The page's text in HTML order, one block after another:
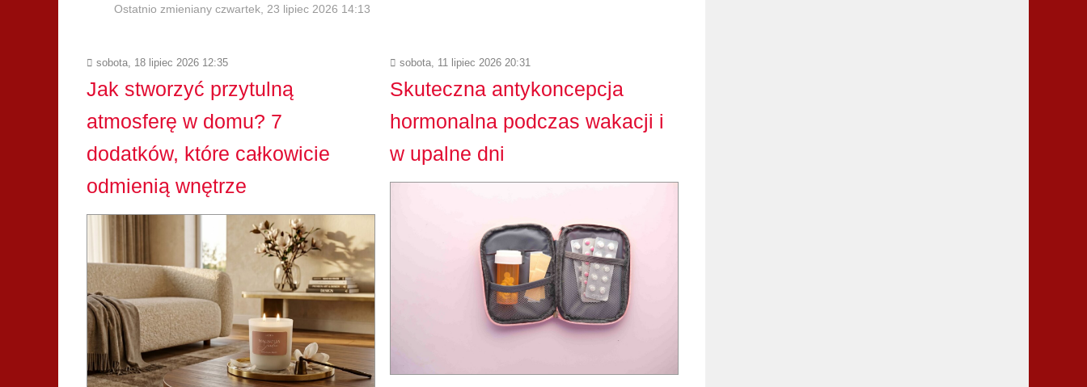
Ostatnio zmieniany czwartek, 23 lipiec 2026 14:13
sobota, 18 lipiec 2026 12:35
Jak stworzyć przytulną
atmosferę w domu? 7
dodatków, które całkowicie
odmienią wnętrze
sobota, 11 lipiec 2026 20:31
Skuteczna antykoncepcja
hormonalna podczas wakacji i
w upalne dni